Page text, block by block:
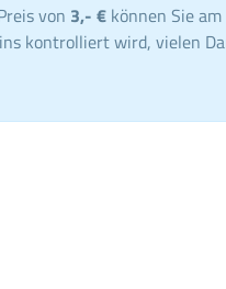
von 3,- € können Sie am
kontrolliert wird, vielen